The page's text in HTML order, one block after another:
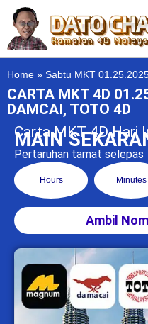
Home » Sabtu MKT
CARTA MKT 4D
DAMCAI, TOTO 4D
Carta MKT 4D Hari
MAIN
Pertaruhan tamat selepas
Hours Minutes
Ambil